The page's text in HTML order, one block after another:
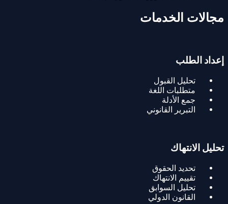
مجالات الخدمات
إعداد الطلب
تحليل القبول
متطلبات اللغة
جمع الأدلة
التبرير القانوني
تحليل الانتهاك
تحديد الحقوق
تقييم الانتهاك
تحليل السوابق
القانون الدولي